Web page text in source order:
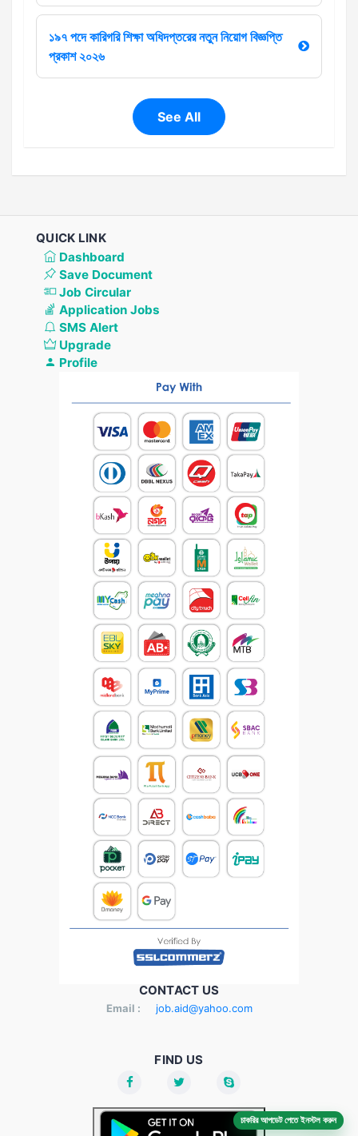
১৯৭ পদে কারিগরি শিক্ষা অধিদপ্তরের নতুন নিয়োগ বিজ্ঞপ্তি
প্রকাশ ২০২৬
See All
QUICK LINK
Dashboard
Save Document
Job Circular
Application Jobs
SMS Alert
Upgrade
Profile
CONTACT US
Email : job.aid@yahoo.com
FIND US
চাকরির আপডেট পেতে ইনস্টল করুন